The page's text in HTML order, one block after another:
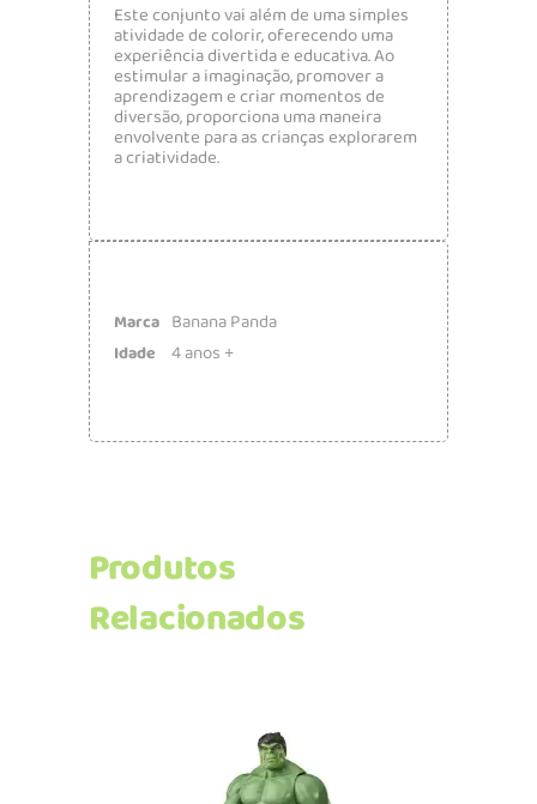
Este conjunto vai além de uma simples
atividade de colorir, oferecendo uma
experiência divertida e educativa. Ao
estimular a imaginação, promover a
aprendizagem e criar momentos de
diversão, proporciona uma maneira
envolvente para as crianças explorarem
a criatividade.
Marca Banana Panda
Idade 4 anos +
Produtos
Relacionados